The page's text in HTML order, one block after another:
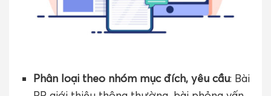
Phân loại theo nhóm mục đích, yêu cầu: Bài